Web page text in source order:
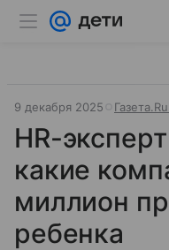
9 декабря 2025
HR-
какие
миллион
ребенка